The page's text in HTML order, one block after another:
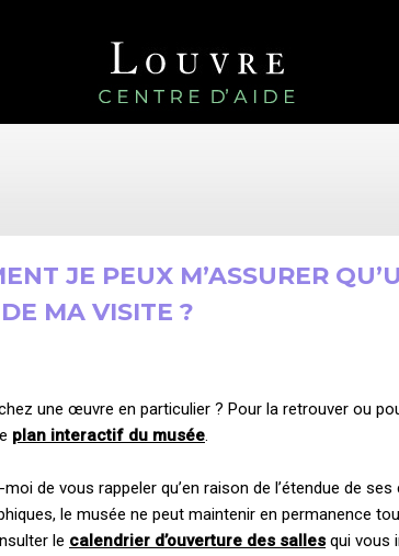
JE PEUX M’ASSURER
MA VISITE ?
une œuvre en particulier ? Pour la retrouver ou
plan interactif du musée.
de vous rappeler qu’en raison de l’étendue de
le musée ne peut maintenir en permanence
le calendrier d’ouverture des salles qui vous